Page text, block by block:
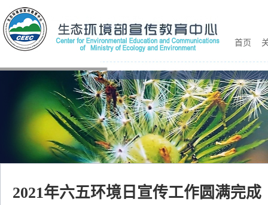
首页
2021年六五环境日宣传工作圆满完成